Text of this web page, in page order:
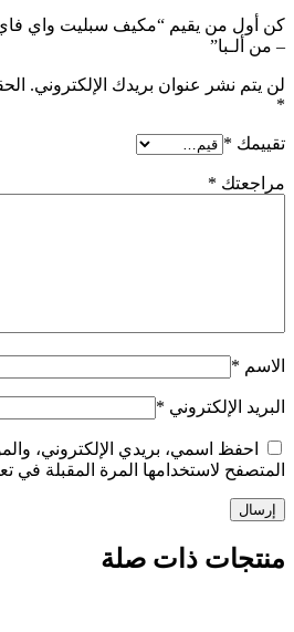
– من ألـبا”
لن يتم نشر عنوان بريدك الإلكتروني.
*
تقييمك *
مراجعتك *
الاسم *
البريد الإلكتروني *
احفظ اسمي، بريدي الإلكتروني،
المتصفح لاستخدامها المرة المقبلة في
منتجات ذات صلة